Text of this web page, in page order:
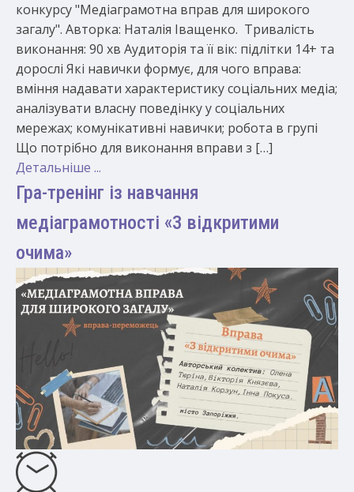
конкурсу "Медіаграмотна вправ для широкого
загалу". Авторка: Наталія Іващенко. Тривалість
виконання: 90 хв Аудиторія та її вік: підлітки 14+ та
дорослі Які навички формує, для чого вправа:
вміння надавати характеристику соціальних медіа;
аналізувати власну поведінку у соціальних
мережах; комунікативні навички; робота в групі
Що потрібно для виконання вправи з […]
Детальніше ...
Гра-тренінг із навчання
медіаграмотності «З відкритими
очима»